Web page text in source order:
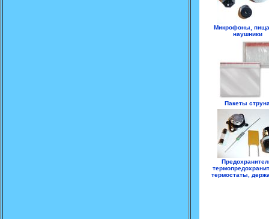
Микрофоны,
наушники
Пакеты
термостаты,